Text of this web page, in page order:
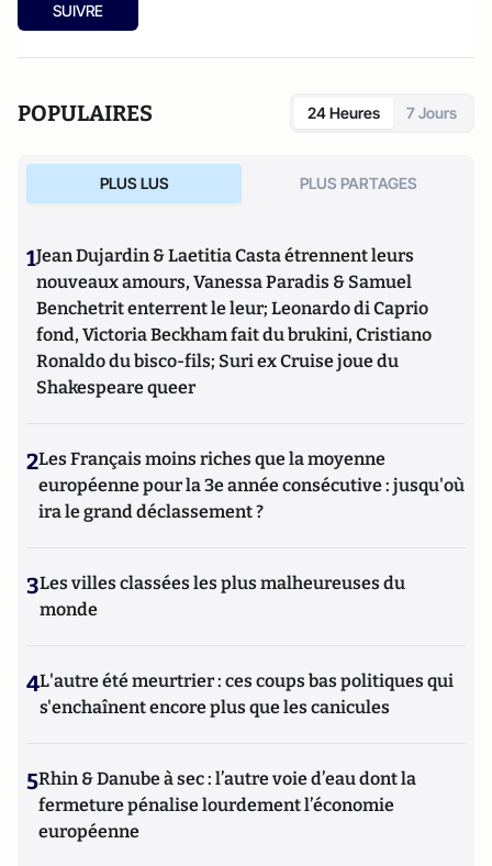
SUIVRE
POPULAIRES 24 Heures 7 Jours
PLUS LUS PLUS PARTAGES
1Jean Dujardin & Laetitia Casta étrennent leurs
nouveaux amours, Vanessa Paradis & Samuel
Benchetrit enterrent le leur; Leonardo di Caprio
fond, Victoria Beckham fait du brukini, Cristiano
Ronaldo du bisco-fils; Suri ex Cruise joue du
Shakespeare queer
2Les Français moins riches que la moyenne
européenne pour la 3e année consécutive : jusqu'où
ira le grand déclassement ?
3Les villes classées les plus malheureuses du
monde
4L'autre été meurtrier : ces coups bas politiques qui
s'enchaînent encore plus que les canicules
5Rhin & Danube à sec : l’autre voie d’eau dont la
fermeture pénalise lourdement l’économie
européenne